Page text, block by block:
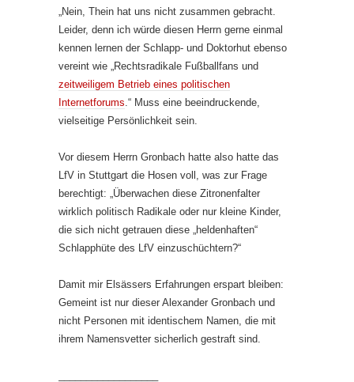
„Nein, Thein hat uns nicht zusammen gebracht.
Leider, denn ich würde diesen Herrn gerne einmal
kennen lernen der Schlapp- und Doktorhut ebenso
vereint wie „Rechtsradikale Fußballfans und
zeitweiligem Betrieb eines politischen
Internetforums .“ Muss eine beeindruckende,
vielseitige Persönlichkeit sein.
Vor diesem Herrn Gronbach hatte also hatte das
LfV in Stuttgart die Hosen voll, was zur Frage
berechtigt: „Überwachen diese Zitronenfalter
wirklich politisch Radikale oder nur kleine Kinder,
die sich nicht getrauen diese „heldenhaften“
Schlapphüte des LfV einzuschüchtern?“
Damit mir Elsässers Erfahrungen erspart bleiben:
Gemeint ist nur dieser Alexander Gronbach und
nicht Personen mit identischem Namen, die mit
ihrem Namensvetter sicherlich gestraft sind.